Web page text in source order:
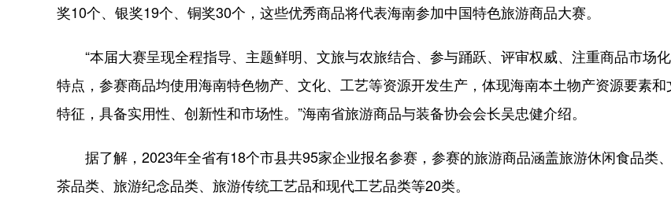
奖10个、银奖19个、铜奖30个，这些优秀商品将代表海南参加中国特色旅游商品大赛。
“本届大赛呈现全程指导、主题鲜明、文旅与农旅结合、参与踊跃、评审权威、注重商品市场
特点，参赛商品均使用海南特色物产、文化、工艺等资源开发生产，体现海南本土物产资源要素和
特征，具备实用性、创新性和市场性。”海南省旅游商品与装备协会会长吴忠健介绍。
据了解，2023年全省有18个市县共95家企业报名参赛，参赛的旅游商品涵盖旅游休闲食品类
茶品类、旅游纪念品类、旅游传统工艺品和现代工艺品类等20类。